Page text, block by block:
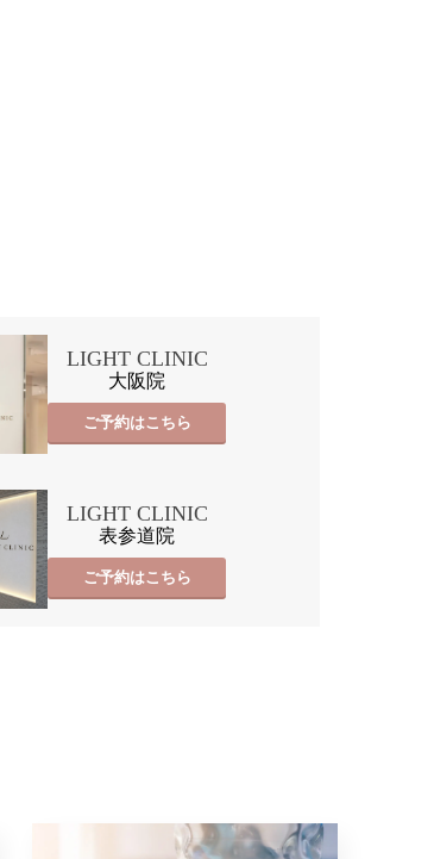
LIGHT CLINIC
大阪院
ご予約はこちら
LIGHT CLINIC
表参道院
ご予約はこちら